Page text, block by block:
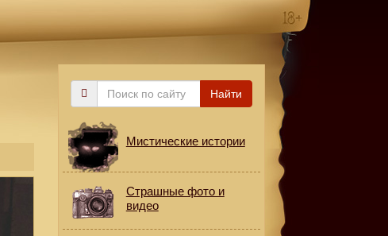
Поиск
Найти
Мистические истории
Страшные фото и
видео